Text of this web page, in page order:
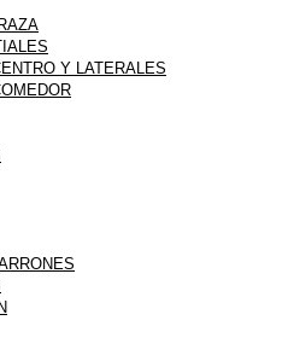
Y LATERALES